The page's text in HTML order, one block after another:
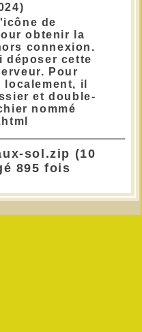
de
obtenir la
connexion.
déposer cette
Pour
localement, il
et double-
nommé
sol.zip (10
895 fois